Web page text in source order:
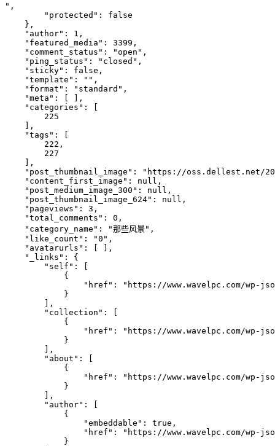
",
        "protected": false
    },
    "author": 1,
    "featured_media": 3399,
    "comment_status": "open",
    "ping_status": "closed",
    "sticky": false,
    "template": "",
    "format": "standard",
    "meta": [ ],
    "categories": [
        225
    ],
    "tags": [
        222,
        227
    ],
"post_thumbnail_image": "https://oss.dellest.net/
    "content_first_image": null,
    "post_medium_image_300": null,
    "post_thumbnail_image_624": null,
    "pageviews": 3,
    "total_comments": 0,
    "category_name": "那些风景",
    "like_count": "0",
    "avatarurls": [ ],
    "_links": {
        "self": [
            {
"href": "https://www.wavelpc.com/wp-
            }
        ],
        "collection": [
            {
"href": "https://www.wavelpc.com/wp-
            }
        ],
        "about": [
            {
"href": "https://www.wavelpc.com/wp-
            }
        ],
        "author": [
            {
                "embeddable": true,
"href": "https://www.wavelpc.com/wp-
            }